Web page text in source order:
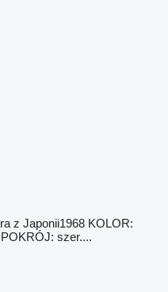
z Japonii1968 KOLOR:
szer....